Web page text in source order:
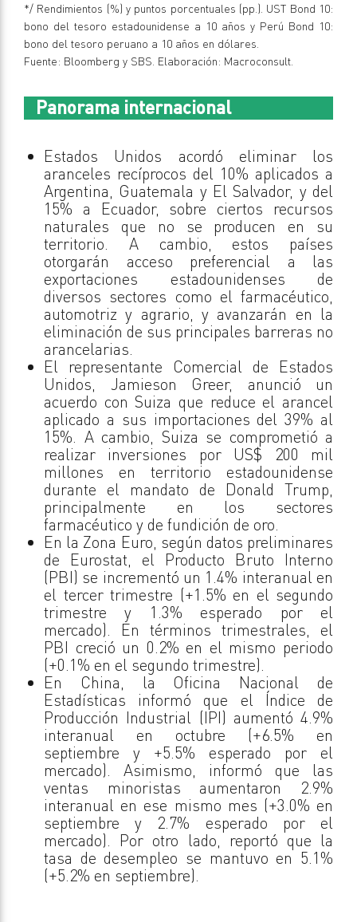
*/ Rendimientos (%) y puntos porcentuales (pp.). UST Bond 10:
bono del tesoro estadounidense a 10 años y Perú Bond 10:
bono del tesoro peruano a 10 años en dólares.
Fuente: Bloomberg y SBS. Elaboración: Macroconsult.
Panorama internacional
Estados Unidos acordó eliminar los
aranceles recíprocos del 10% aplicados a
Argentina, Guatemala y El Salvador, y del
15% a Ecuador, sobre ciertos recursos
naturales que no se producen en su
territorio. A cambio, estos países
otorgarán acceso preferencial a las
exportaciones estadounidenses de
diversos sectores como el farmacéutico,
automotriz y agrario, y avanzarán en la
eliminación de sus principales barreras no
arancelarias.
El representante Comercial de Estados
Unidos, Jamieson Greer, anunció un
acuerdo con Suiza que reduce el arancel
aplicado a sus importaciones del 39% al
15%. A cambio, Suiza se comprometió a
realizar inversiones por US$ 200 mil
millones en territorio estadounidense
durante el mandato de Donald Trump,
principalmente en los sectores
farmacéutico y de fundición de oro.
En la Zona Euro, según datos preliminares
de Eurostat, el Producto Bruto Interno
(PBI) se incrementó un 1.4% interanual en
el tercer trimestre (+1.5% en el segundo
trimestre y 1.3% esperado por el
mercado). En términos trimestrales, el
PBI creció un 0.2% en el mismo periodo
(+0.1% en el segundo trimestre).
En China, la Oficina Nacional de
Estadísticas informó que el Índice de
Producción Industrial (IPI) aumentó 4.9%
interanual en octubre (+6.5% en
septiembre y +5.5% esperado por el
mercado). Asimismo, informó que las
ventas minoristas aumentaron 2.9%
interanual en ese mismo mes (+3.0% en
septiembre y 2.7% esperado por el
mercado). Por otro lado, reportó que la
tasa de desempleo se mantuvo en 5.1%
(+5.2% en septiembre).